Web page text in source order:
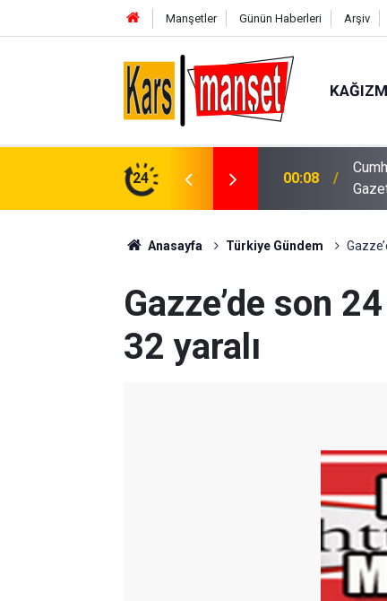
Manşetler Günün Haberleri Arşiv
24 00:08
Anasayfa Türkiye Gündem
Gazze’de son
32 yaralı